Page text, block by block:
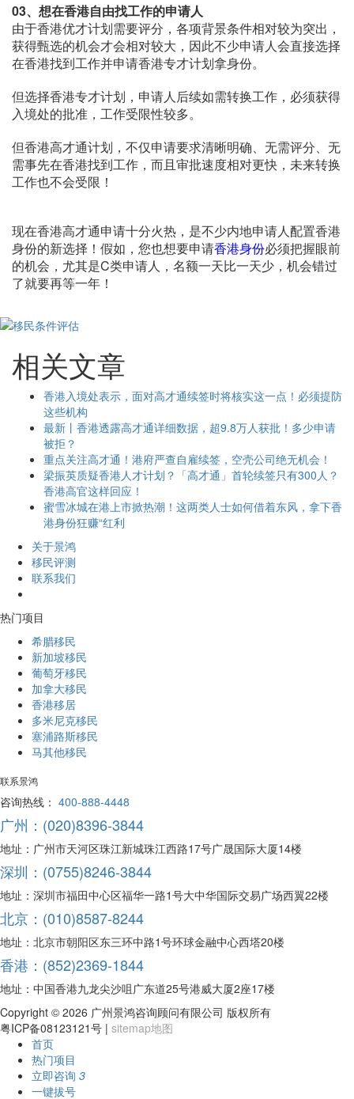
03、 想在香港自由找工作的申请人
由于香港优才计划需要评分，各项背景条件相对较为突出，
获得甄选的机会才会相对较大，因此不少申请人会直接选择
在香港找到工作并申请香港专才计划拿身份。
但选择香港专才计划，申请人后续如需转换工作，必须获得
入境处的批准，工作受限性较多。
但香港高才通计划，不仅申请要求清晰明确、无需评分、无
需事先在香港找到工作，而且审批速度相对更快，未来转换
工作也不会受限！
现在香港高才通申请十分火热，是不少内地申请人配置香港
身份的新选择！假如，您也想要申请香港身份必须把握眼前
的机会，尤其是C类申请人，名额一天比一天少，机会错过
了就要再等一年！
相关文章
香港入境处表示，面对高才通续签时将核实这一点！必须提防
这些机构
最新丨香港透露高才通详细数据，超9.8万人获批！多少申请
被拒？
重点关注高才通！港府严查自雇续签，空壳公司绝无机会！
梁振英质疑香港人才计划？「高才通」首轮续签只有300人？
香港高官这样回应！
蜜雪冰城在港上市掀热潮！这两类人士如何借着东风，拿下香
港身份狂赚“红利
关于景鸿
移民评测
联系我们
热门项目
希腊移民
新加坡移民
葡萄牙移民
加拿大移民
香港移居
多米尼克移民
塞浦路斯移民
马其他移民
联系景鸿
咨询热线： 400-888-4448
广州：(020)8396-3844
地址：广州市天河区珠江新城珠江西路17号广晟国际大厦14楼
深圳：(0755)8246-3844
地址：深圳市福田中心区福华一路1号大中华国际交易广场西翼22楼
北京：(010)8587-8244
地址：北京市朝阳区东三环中路1号环球金融中心西塔20楼
香港：(852)2369-1844
地址：中国香港九龙尖沙咀广东道25号港威大厦2座17楼
Copyright © 2026 广州景鸿咨询顾问有限公司 版权所有
粤ICP备08123121号 | sitemap地图
首页
热门项目
立即咨询 3
一键拔号